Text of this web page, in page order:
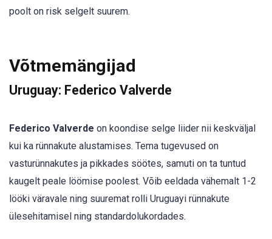
poolt on risk selgelt suurem.
Võtmemängijad
Uruguay: Federico Valverde
Federico Valverde on koondise selge liider nii keskväljal
kui ka rünnakute alustamises. Tema tugevused on
vasturünnakutes ja pikkades söötes, samuti on ta tuntud
kaugelt peale löömise poolest. Võib eeldada vähemalt 1-2
lööki väravale ning suuremat rolli Uruguayi rünnakute
ülesehitamisel ning standardolukordades.